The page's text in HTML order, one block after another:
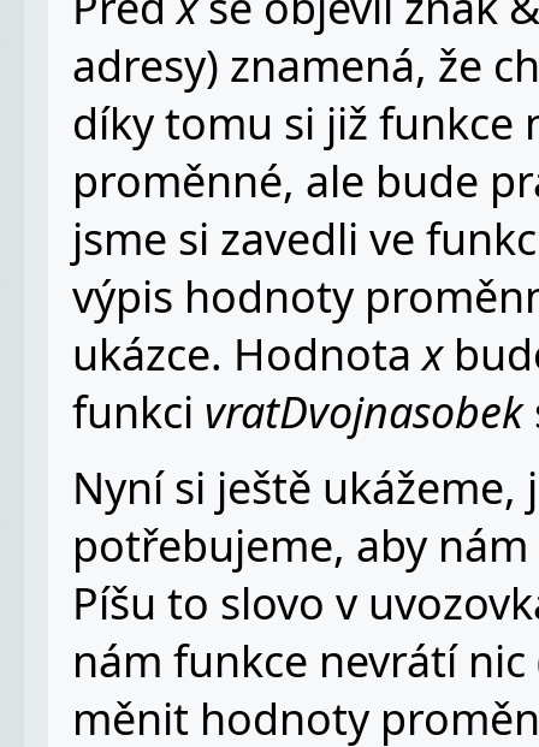
adresy) znamená, že
díky tomu si již funkce
proměnné, ale bude
jsme si zavedli ve
výpis hodnoty
ukázce. Hodnotax
funkci vratDvojnasobek
Nyní si ještě
potřebujeme, aby
Píšu to slovo v
nám funkce nevrátí
měnit hodnoty